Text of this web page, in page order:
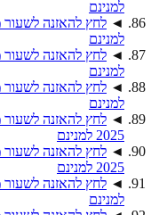
למנינם
◄
למנינם
◄
למנינם
◄
למנינם
◄
2025 למנינם
◄
2025 למנינם
◄
למנינם